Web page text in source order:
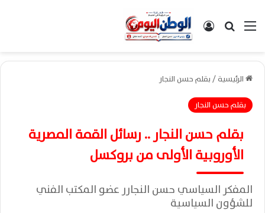
القائمةبحث عن تسجيل الدخول
الرئيسية/بقلم حسن النجار
بقلم حسن النجار
بقلم حسن النجار .. رسائل القمة المصرية
الأوروبية الأولى من بروكسل
المفكر السياسي حسن النجارر عضو المكتب الفني
للشؤون السياسية